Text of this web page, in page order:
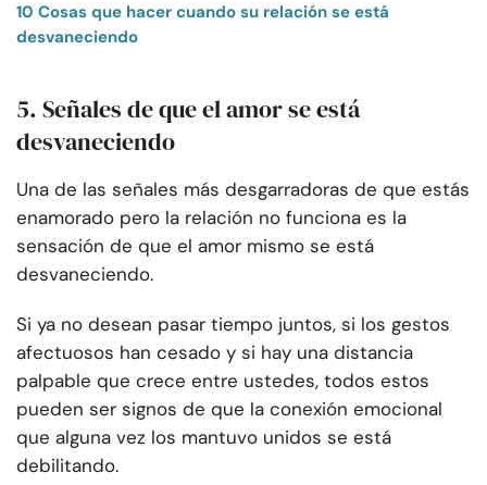
10 Cosas que hacer cuando su relación se está
desvaneciendo
5. Señales de que el amor se está
desvaneciendo
Una de las señales más desgarradoras de que estás
enamorado pero la relación no funciona es la
sensación de que el amor mismo se está
desvaneciendo.
Si ya no desean pasar tiempo juntos, si los gestos
afectuosos han cesado y si hay una distancia
palpable que crece entre ustedes, todos estos
pueden ser signos de que la conexión emocional
que alguna vez los mantuvo unidos se está
debilitando.